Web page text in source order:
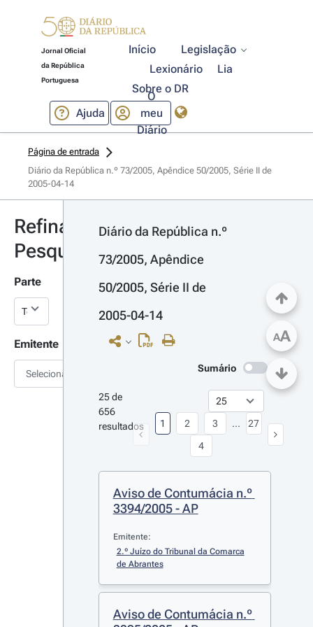
Jornal Oficial
da República
Portuguesa
Início
Legislação
Lexionário
Lia
Sobre o DR
Ajuda
O
meu
Diário
Página de entrada
Diário da República n.º 73/2005, Apêndice 50/2005, Série II de
2005-04-14
Refinar
Pesquisa
Parte
Emitente
Selecionar
Diário da República n.º
73/2005, Apêndice
50/2005, Série II de
2005-04-14
Sumário
25 de
656
resultados
1 2
3
4
... 27
Aviso de Contumácia n.º
3394/2005 - AP
Emitente:
2.º Juízo do Tribunal da Comarca
de Abrantes
Aviso de Contumácia n.º
AA